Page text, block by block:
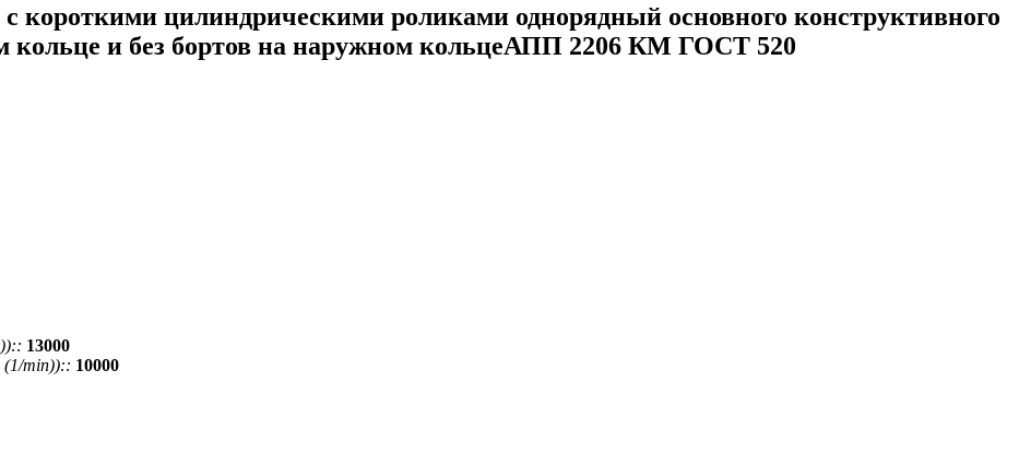
цилиндрическими роликами однорядный основного конструктивного
кольце и без бортов на наружном кольцеАПП 2206 КМ ГОСТ 520
13000
(1/min)):: 10000